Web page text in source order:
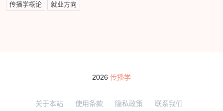
传播学概论 就业方向
2026 传播学
关于本站 使用条款 隐私政策 联系我们